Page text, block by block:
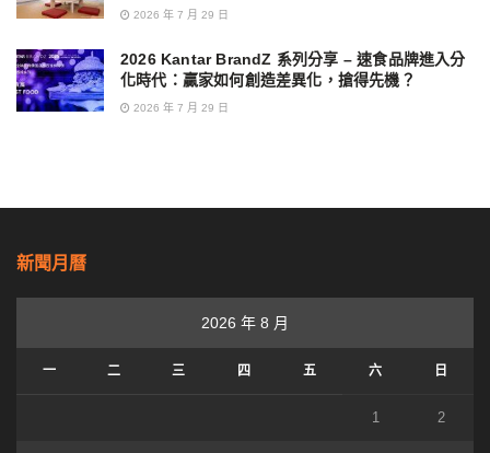
2026 年 7 月 29 日
2026 Kantar BrandZ 系列分享 – 速食品牌進入分
化時代：贏家如何創造差異化，搶得先機？
2026 年 7 月 29 日
新聞月曆
2026 年 8 月
一 二 三 四 五 六 日
1 2